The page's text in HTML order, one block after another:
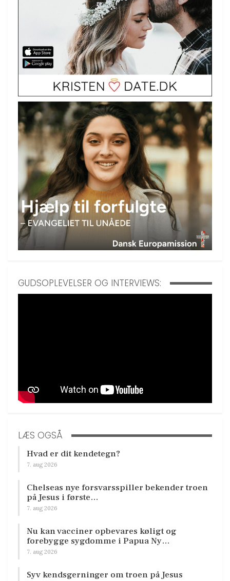
GUDSOPLEVELSER OG INTERVIEWS:
LÆS OGSÅ
Hvad er dit kendetegn?
7. aug 2026
Chelseas nye forsvarsspiller bekender troen
på Jesus i første…
7. aug 2026
Nu kan vacciner opbevares køligt og
forebygge sygdomme i Papua Ny…
7. aug 2026
Syv kendsgerninger om troen på Jesus